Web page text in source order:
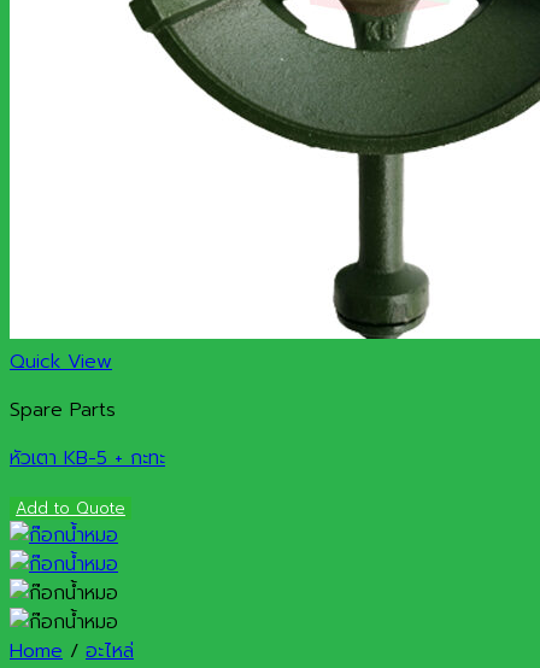
Quick View
Spare Parts
หัวเตา KB-5 + กะทะ
Add to Quote
Home / อะไหล่